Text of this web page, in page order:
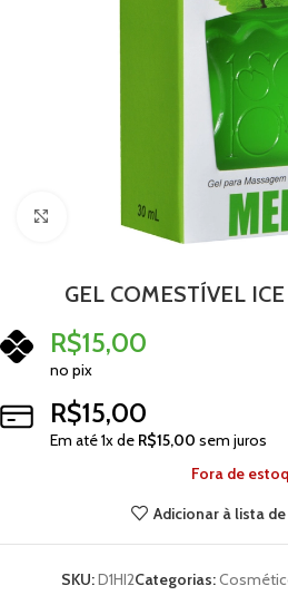
Clique para ampliar
GEL COMESTÍVEL
R$15,00
no pix
R$15,00
Em até1x de R$15,00 sem juros
Fora de
Adicionar à lista
SKU:D1HI2Categorias: